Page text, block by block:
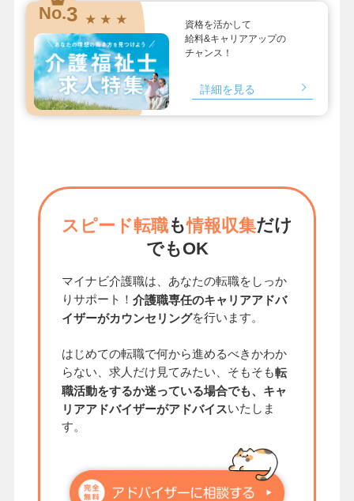
No.3 ★ ★ ★
資格を活かして
給料&キャリアアップの
チャンス！
詳細を見る
スピード転職も情報収集だけ
でもOK
マイナビ介護職は、あなたの転職をしっか
りサポート！ 介護職専任のキャリアアドバ
イザーがカウンセリングを行います。
はじめての転職で何から進めるべきかわか
らない、求人だけ見てみたい、そもそも転
職活動をするか迷っている場合でも、キャ
リアアドバイザーがアドバイスいたしま
す。